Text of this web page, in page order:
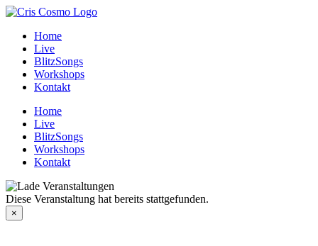
Zum
springenHome
Live
BlitzSongs
Workshops
Kontakt
Home
Live
BlitzSongs
Workshops
Kontakt
Diese Veranstaltung hat bereits stattgefunden.
×